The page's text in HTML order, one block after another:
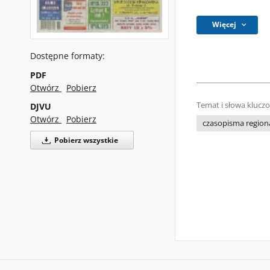
Dostępne formaty:
PDF
Otwórz
Pobierz
DJVU
Otwórz
Pobierz
Pobierz wszystkie
Więcej
Temat i słowa
czasopisma